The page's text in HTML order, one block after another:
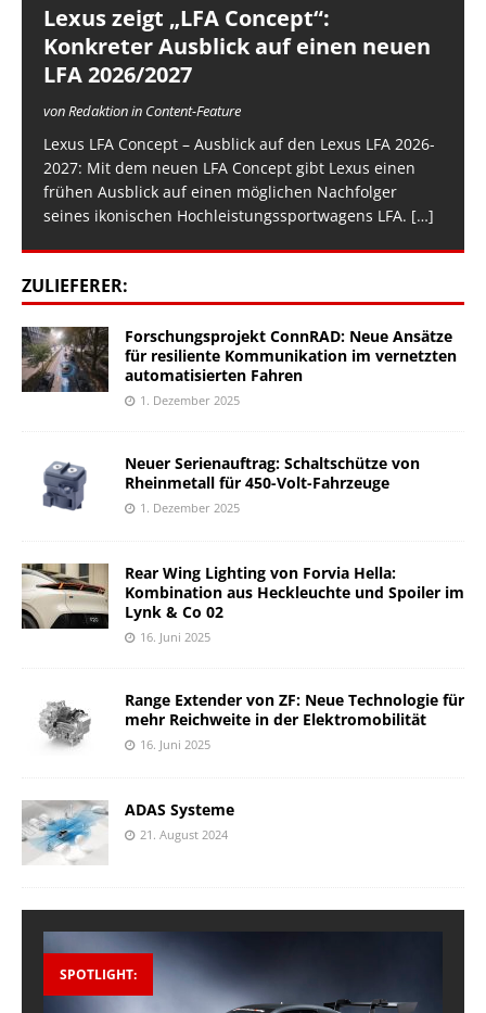
Lexus zeigt „LFA Concept“:
Konkreter Ausblick auf einen neuen
LFA 2026/2027
von Redaktion in Content-Feature
Lexus LFA Concept – Ausblick auf den Lexus LFA 2026-
2027: Mit dem neuen LFA Concept gibt Lexus einen
frühen Ausblick auf einen möglichen Nachfolger
seines ikonischen Hochleistungssportwagens LFA. […]
ZULIEFERER:
Forschungsprojekt ConnRAD: Neue Ansätze
für resiliente Kommunikation im vernetzten
automatisierten Fahren
1. Dezember 2025
Neuer Serienauftrag: Schaltschütze von
Rheinmetall für 450-Volt-Fahrzeuge
1. Dezember 2025
Rear Wing Lighting von Forvia Hella:
Kombination aus Heckleuchte und Spoiler im
Lynk & Co 02
16. Juni 2025
Range Extender von ZF: Neue Technologie für
mehr Reichweite in der Elektromobilität
16. Juni 2025
ADAS Systeme
21. August 2024
SPOTLIGHT: